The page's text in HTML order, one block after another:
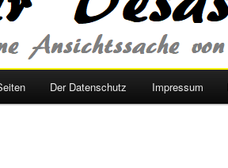
Der Datenschutz Impressum